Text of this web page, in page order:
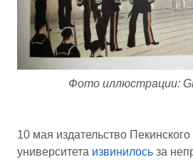
Фото иллюстрации:
10 мая издательство Пекинского
университета извинилось за